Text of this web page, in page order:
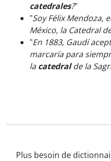
catedrales?"
"Soy Félix Mendoza,
México, la Catedral
"En 1883, Gaudí
marcaría para
lacatedralde la
Plus besoin de